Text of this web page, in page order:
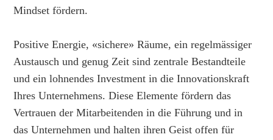
Mindset fördern.
Positive Energie, «sichere» Räume, ein regelmässiger
Austausch und genug Zeit sind zentrale Bestandteile
und ein lohnendes Investment in die Innovationskraft
Ihres Unternehmens. Diese Elemente fördern das
Vertrauen der Mitarbeitenden in die Führung und in
das Unternehmen und halten ihren Geist offen für